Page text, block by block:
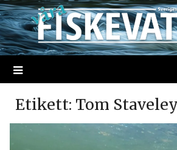
Etikett: Tom Staveley